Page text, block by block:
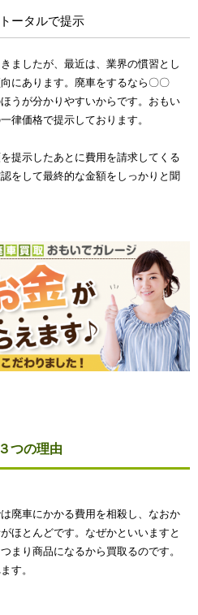
ータルで提示
ましたが、最近は、業界の慣習とし
にあります。廃車をするなら〇〇
うが分かりやすいからです。おもい
律価格で提示しております。
提示したあとに費用を請求してくる
をして最終的な金額をしっかりと聞
つの理由
廃車にかかる費用を相殺し、なおか
ほとんどです。なぜかといいますと
まり商品になるから買取るのです。
す。